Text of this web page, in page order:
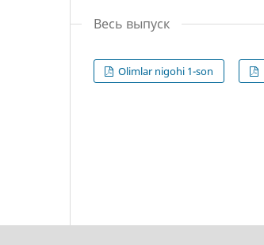
Весь выпуск
Olimlar nigohi 1-son